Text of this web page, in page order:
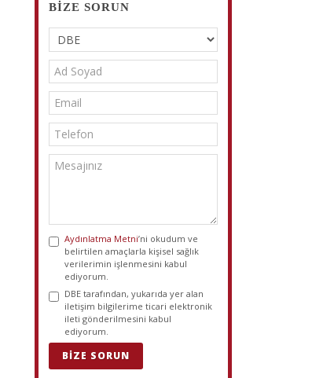
BIZE SORUN
Aydınlatma Metni’ni okudum ve
belirtilen amaçlarla kişisel sağlık
verilerimin işlenmesini kabul
ediyorum.
DBE tarafından, yukarıda yer alan
iletişim bilgilerime ticari elektronik
ileti gönderilmesini kabul
ediyorum.
BIZE SORUN